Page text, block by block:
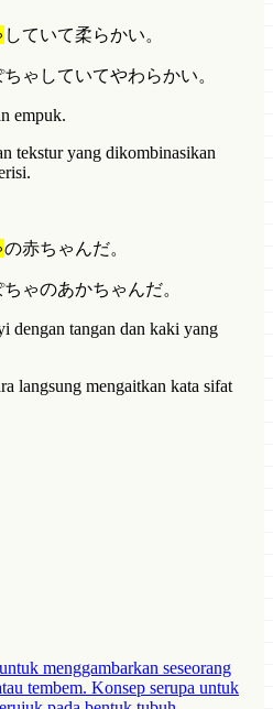
していて柔らかい。
ゃしていてやわらかい。
empuk.
tekstur yang dikombinasikan
の赤ちゃんだ。
ゃのあかちゃんだ。
dengan tangan dan kaki yang
langsung mengaitkan kata sifat
menggambarkan seseorang
tembem. Konsep serupa untuk